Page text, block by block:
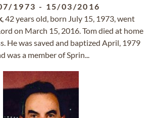
1973 - 15/03/2016
, 42 years old, born July 15, 1973, went
on March 15, 2016. Tom died at home
He was saved and baptized April, 1979
was a member of Sprin...